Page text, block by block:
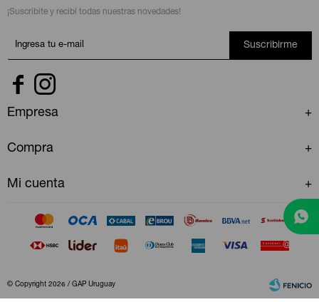
¡Suscribite y recibí todas nuestras novedades!
Suscribirme
 
Empresa
Compra
Mi cuenta
© Copyright 2026 / GAP Uruguay